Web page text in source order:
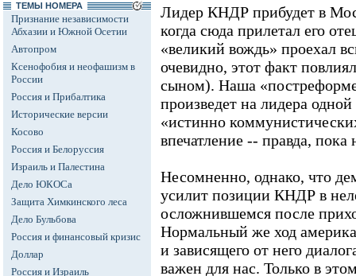
ТЕМЫ НОМЕРА
Признание независимости
Абхазии и Южной Осетии
Автопром
Ксенофобия и неофашизм в
России
Россия и Прибалтика
Исторические версии
Косово
Россия и Белоруссия
Израиль и Палестина
Дело ЮКОСа
Защита Химкинского леса
Дело Бульбова
Россия и финансовый кризис
Доллар
Россия и Израиль
Лидер КНДР прибудет в
когда сюда прилетал его
«великий вождь» проехал
очевидно, этот факт
сыном). Наша
произведет на лидера
«истинно
впечатление -- правда, пока
Несомненно, однако, что
усилит позиции КНДР в
осложнившемся после
Нормальный же ход
и зависящего от него
важен для нас. Только в